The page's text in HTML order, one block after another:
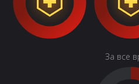
За все